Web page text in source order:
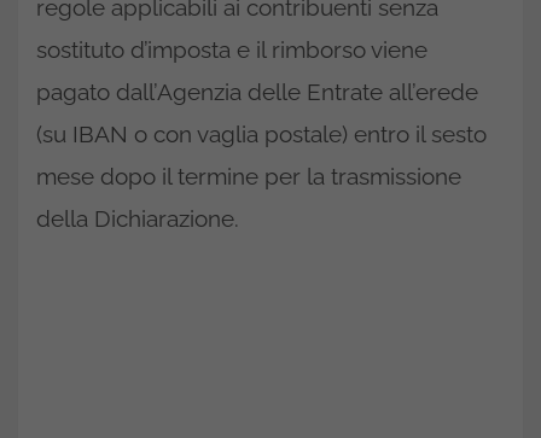
regole applicabili ai contribuenti senza
sostituto d’imposta e il rimborso viene
pagato dall’Agenzia delle Entrate all’erede
(su IBAN o con vaglia postale) entro il sesto
mese dopo il termine per la trasmissione
della Dichiarazione.